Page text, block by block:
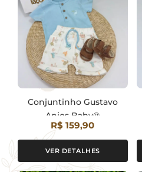
Conjuntinho Gustavo
Anjos Baby®
R$ 159,90
VER DETALHES